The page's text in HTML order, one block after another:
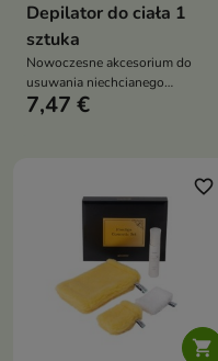
Depilator do ciała 1
sztuka
Nowoczesne akcesorium do
usuwania niechcianego
owłosienia, które wykorzystuje
7,47 €

favorite_border